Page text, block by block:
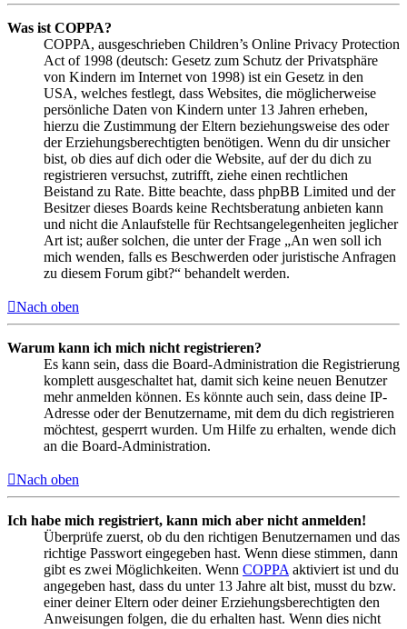
Was ist COPPA?
COPPA, ausgeschrieben Children’s Online Privacy Protection
Act of 1998 (deutsch: Gesetz zum Schutz der Privatsphäre
von Kindern im Internet von 1998) ist ein Gesetz in den
USA, welches festlegt, dass Websites, die möglicherweise
persönliche Daten von Kindern unter 13 Jahren erheben,
hierzu die Zustimmung der Eltern beziehungsweise des oder
der Erziehungsberechtigten benötigen. Wenn du dir unsicher
bist, ob dies auf dich oder die Website, auf der du dich zu
registrieren versuchst, zutrifft, ziehe einen rechtlichen
Beistand zu Rate. Bitte beachte, dass phpBB Limited und der
Besitzer dieses Boards keine Rechtsberatung anbieten kann
und nicht die Anlaufstelle für Rechtsangelegenheiten jeglicher
Art ist; außer solchen, die unter der Frage „An wen soll ich
mich wenden, falls es Beschwerden oder juristische Anfragen
zu diesem Forum gibt?“ behandelt werden.
Nach oben
Warum kann ich mich nicht registrieren?
Es kann sein, dass die Board-Administration die Registrierung
komplett ausgeschaltet hat, damit sich keine neuen Benutzer
mehr anmelden können. Es könnte auch sein, dass deine IP-
Adresse oder der Benutzername, mit dem du dich registrieren
möchtest, gesperrt wurden. Um Hilfe zu erhalten, wende dich
an die Board-Administration.
Nach oben
Ich habe mich registriert, kann mich aber nicht anmelden!
Überprüfe zuerst, ob du den richtigen Benutzernamen und das
richtige Passwort eingegeben hast. Wenn diese stimmen, dann
gibt es zwei Möglichkeiten. Wenn COPPA aktiviert ist und du
angegeben hast, dass du unter 13 Jahre alt bist, musst du bzw.
einer deiner Eltern oder deiner Erziehungsberechtigten den
Anweisungen folgen, die du erhalten hast. Wenn dies nicht